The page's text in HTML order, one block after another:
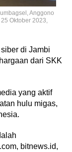
Anggono
Oktober 2023,
di Jambi
dari SKK
yang aktif
hulu migas,
bitnews.id,